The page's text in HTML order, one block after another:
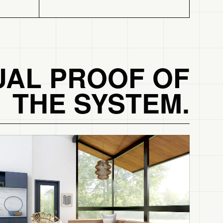
PROOF OF
THE SYSTEM.